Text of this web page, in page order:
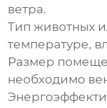
ветра.
Тип животных
температуре,
Размер
необходимо